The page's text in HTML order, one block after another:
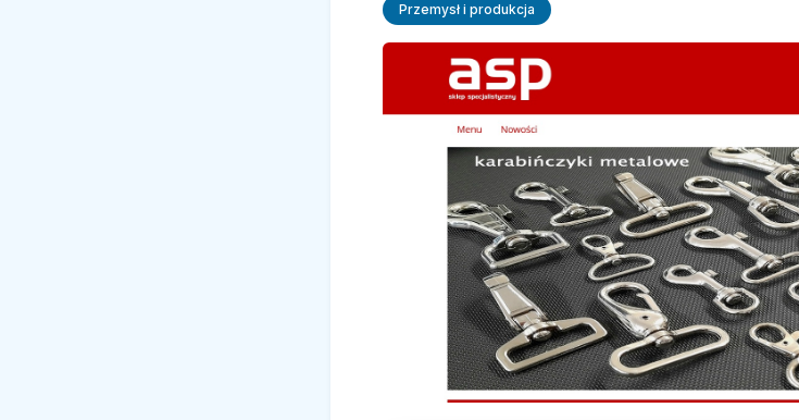
Przemysł i produkcja